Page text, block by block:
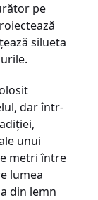
pe
silueta
dar într-
unui
metri între
lumea
din lemn